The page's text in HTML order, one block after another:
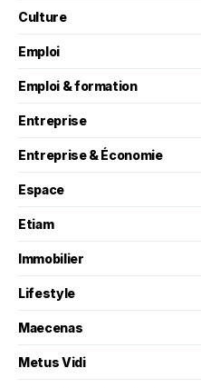
Culture
Emploi
Emploi & formation
Entreprise
Entreprise & Économie
Espace
Etiam
Immobilier
Lifestyle
Maecenas
Metus Vidi